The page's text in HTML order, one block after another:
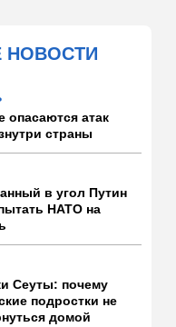
НОВОСТИ
опасаются атак
страны
в угол Путин
НАТО на
Сеуты: почему
подростки не
домой